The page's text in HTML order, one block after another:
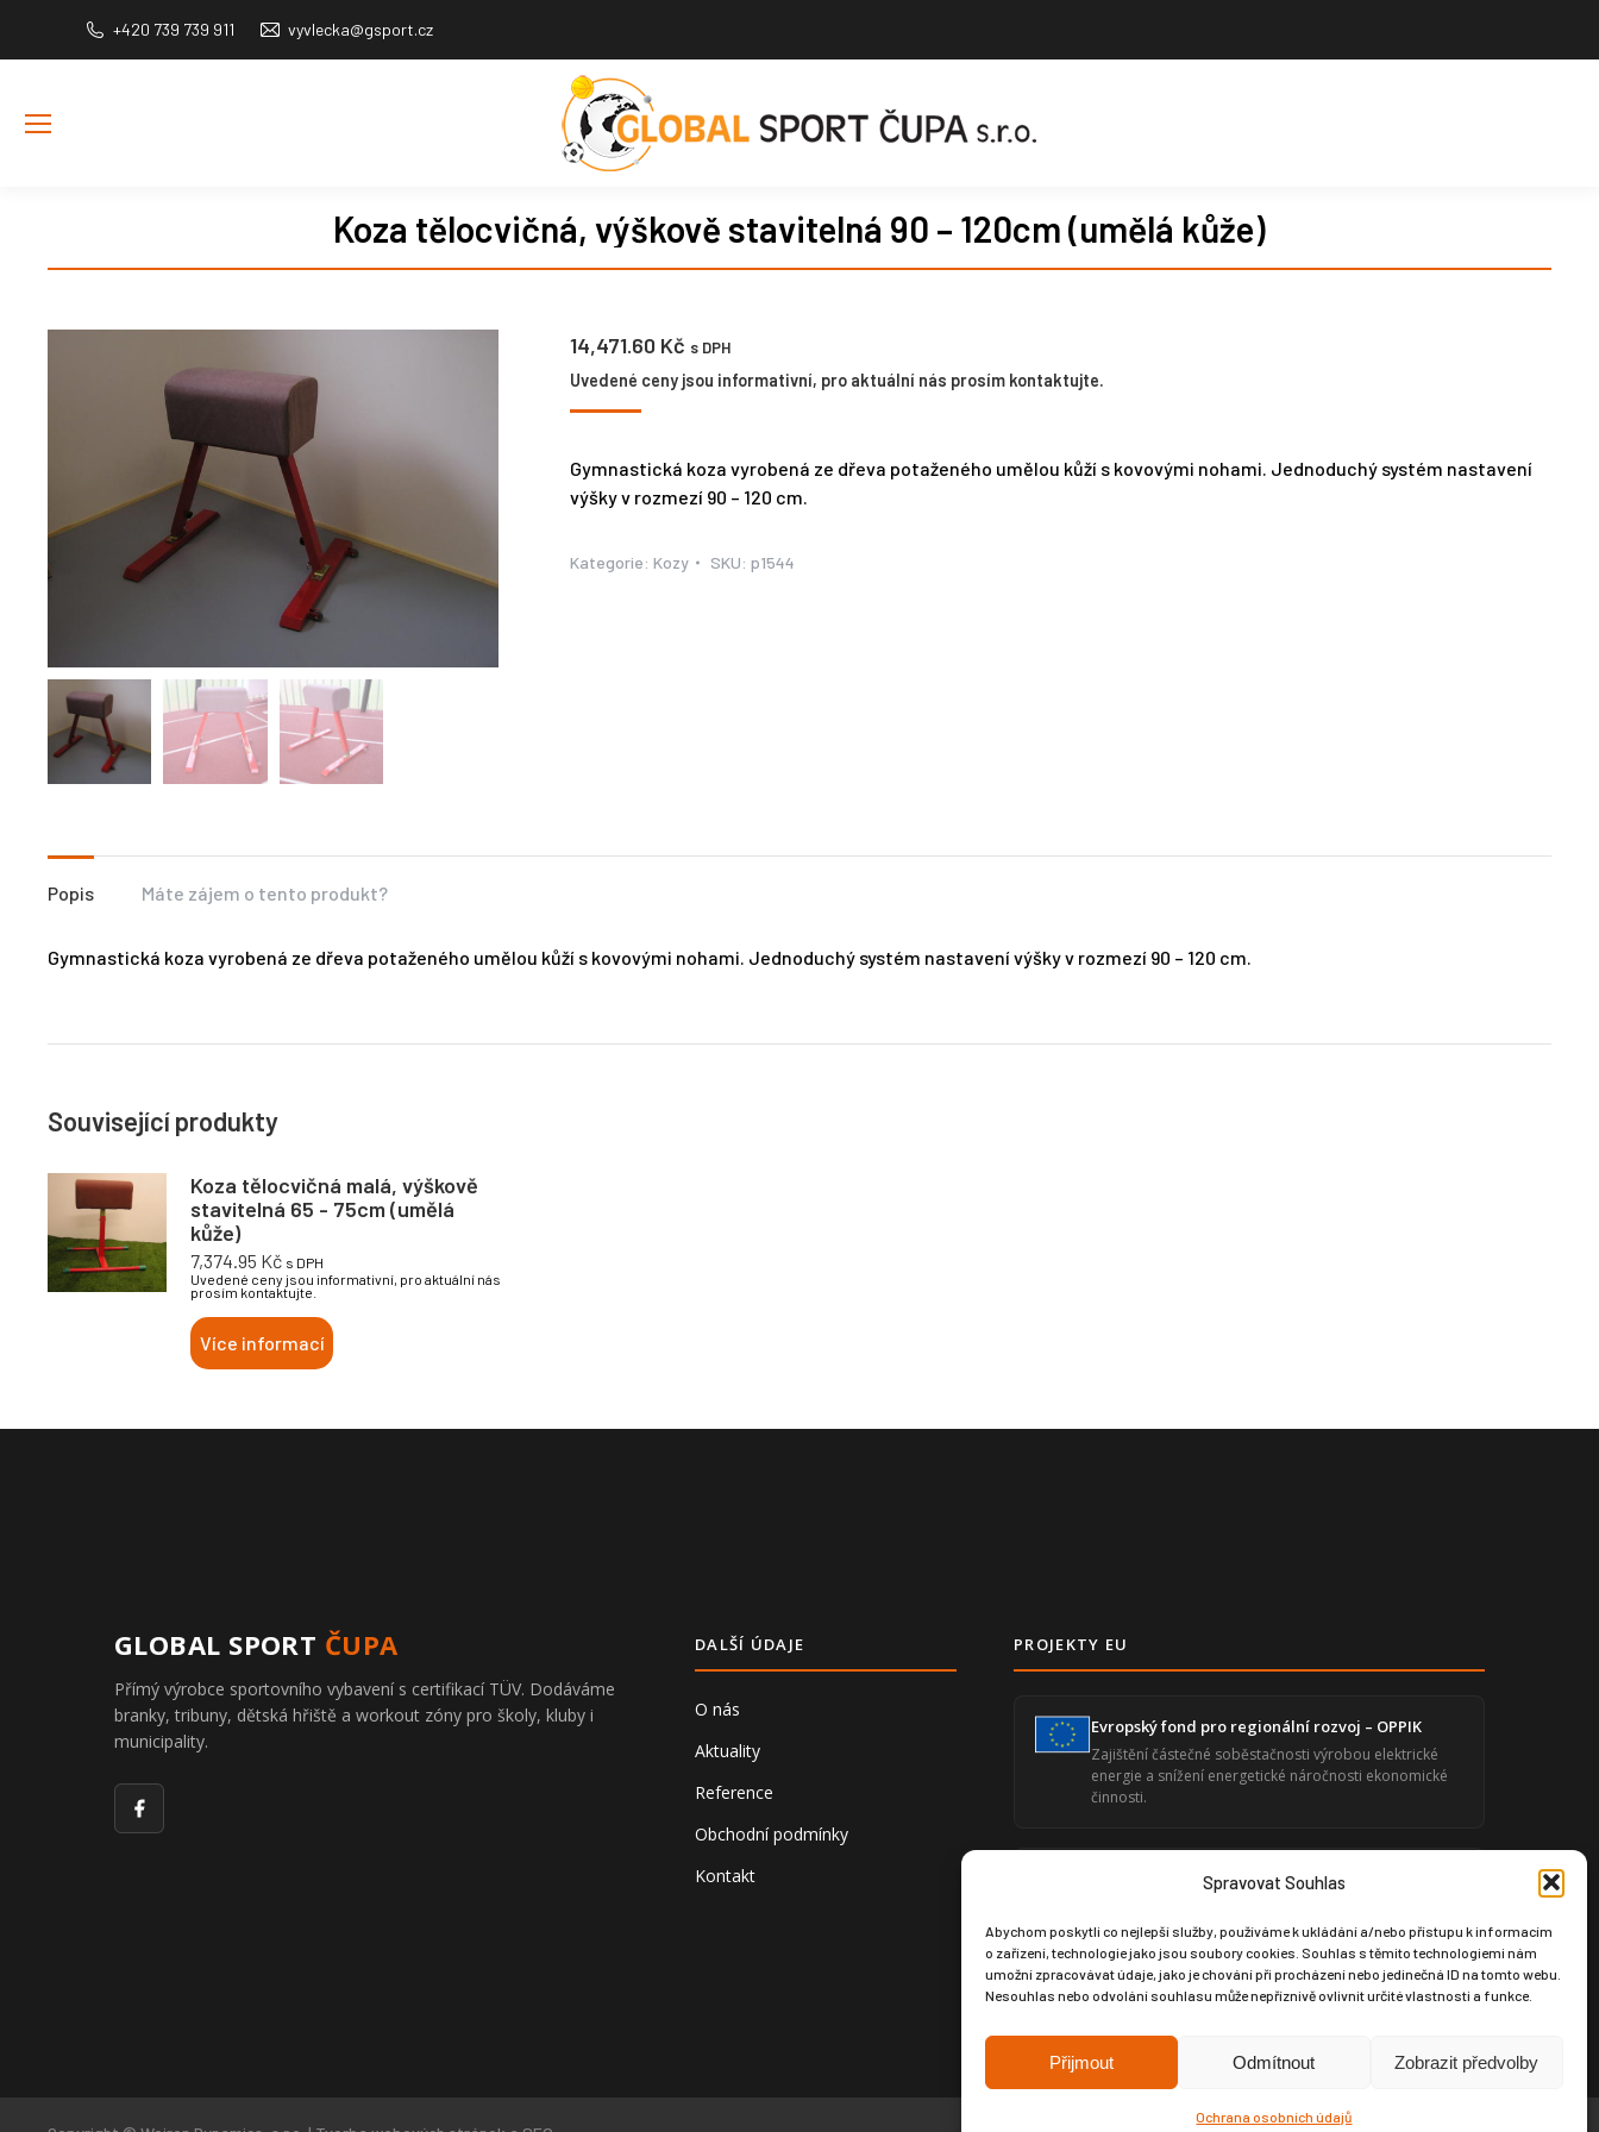
Spravovat Souhlas
Abychom poskytli co nejlepší služby, používáme k ukládání a/nebo přístupu k informacím
o zařízení, technologie jako jsou soubory cookies. Souhlas s těmito technologiemi nám
umožní zpracovávat údaje, jako je chování při procházení nebo jedinečná ID na tomto webu.
Nesouhlas nebo odvolání souhlasu může nepříznivě ovlivnit určité vlastnosti a funkce.
Přijmout Odmítnout Zobrazit předvolby
Ochrana osobních údajů
+420 739 739 911 vyvlecka@gsport.cz
Koza tělocvičná, výškově stavitelná 90 – 120cm (umělá kůže)
14,471.60 Kč s DPH
Uvedené ceny jsou informativní, pro aktuální nás prosím kontaktujte.
Gymnastická koza vyrobená ze dřeva potaženého umělou kůží s kovovými nohami. Jednoduchý systém nastavení
výšky v rozmezí 90 – 120 cm.
Kategorie:Kozy SKU:p1544
Popis Máte zájem o tento produkt?
Gymnastická koza vyrobená ze dřeva potaženého umělou kůží s kovovými nohami. Jednoduchý systém nastavení výšky v rozmezí 90 – 120 cm.
Související produkty
Koza tělocvičná malá, výškově
stavitelná 65 - 75cm (umělá
kůže)
7,374.95 Kč s DPH
Uvedené ceny jsou informativní, pro aktuální nás
prosím kontaktujte.
Více informací
GLOBAL SPORT ČUPA
Přímý výrobce sportovního vybavení s certifikací TÜV. Dodáváme
branky, tribuny, dětská hřiště a workout zóny pro školy, kluby i
municipality.
Facebook
DALŠÍ ÚDAJE
O nás
Aktuality
Reference
Obchodní podmínky
Kontakt
PROJEKTY EU
Evropský fond pro regionální rozvoj – OPPIK
Zajištění částečné soběstačnosti výrobou elektrické
energie a snížení energetické náročnosti ekonomické
činnosti.
Zvýšení úrovně digitalizace – GLOBAL SPORT
Posílení digitální infrastruktury prostřednictvím
moderního softwaru pro produktový design a výrobní
dokumentaci.